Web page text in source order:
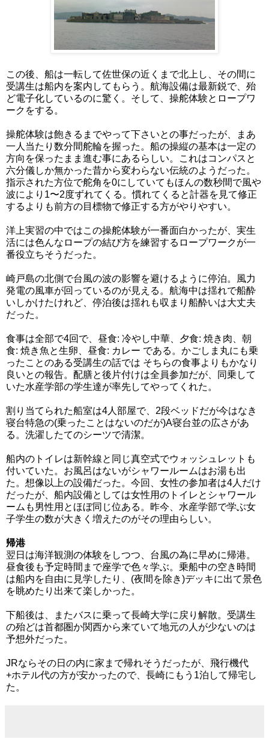
この後、船は一転して佐世保の近くまで北上し、その間に
受講生は船内を案内してもらう。航海設備は最新鋭で、殆
ど電子化しているのに驚く。そして、操舵体験とロープワ
ークをする。
操舵体験は飽きるまでやって下さいとの事だったが、まあ
一人当たり数分間舵輪を握った。船の操縦の基本は一定の
方向を保ったまま進む事にあるらしい。これはコンパスと
六分儀しか無かった昔から変わらない伝統のようだった。
指示された方位で舵角を0にしていてもほんの数秒間で風や
波により1〜2度ずれてくる。慣れてくると計器を見て修正
するよりも前方の目標物で修正する方がやりやすい。
洋上実習の中ではこの操舵体験が一番面白かったが、実生
活には色んなロープの結び方を練習するロープワークが一
番役立ちそうだった。
崎戸島の北側で台風の波の影響を避けるように停泊。風力
発電の風車が回っているのが見える。航海中は揺れで船酔
いしかけたけれど、停泊後は揺れも収まり船酔いは大丈夫
だった。
食事は全部で4回で、昼食: 冷やし中華、夕食: 焼き肉、朝
食: 焼き魚と生卵、昼食: カレー である。かごしま丸にも乗
ったことのある受講生の話では そちらの食事よりもかなり
良いとの報告。配膳と後片付けは全員参加だが、同乗して
いた水産学部の学生達が率先してやってくれた。
割り当てられた船室は4人部屋で、2段ベッドだが今はなき
寝台特急の(乗ったことはないのだが)A寝台並の広さがあ
る。洗濯したてのシーツで清潔。
船内のトイレは新幹線と同じ真空式でウォッシュレットも
付いていた。お風呂はないがシャワールームはお湯も出
た。想像以上の設備だった。今回、女性の参加者は4人だけ
だったが、船内設備としては女性用のトイレとシャワール
ームも男性用とほぼ同じ位ある。昨今、水産学部で学ぶ女
子学生の数が大きく増えたのがその理由らしい。
帰港
翌日は海洋観測の体験をしつつ、台風の為に早めに帰港。
昼食後も予定時間まで座学で色々学ぶ。乗船中の空き時間
は船内を自由に見学したり、(夜間を除き)デッキに出て景色
を眺めたり出来て楽しかった。
下船後は、またバスに乗って長崎大学に戻り解散。受講生
の殆どは首都圏か関西から来ていて地元の人が少ないのは
予想外だった。
JRならその日の内に家まで帰れそうだったが、飛行機代
+ホテル代の方が安かったので、長崎にもう1泊して帰宅し
た。